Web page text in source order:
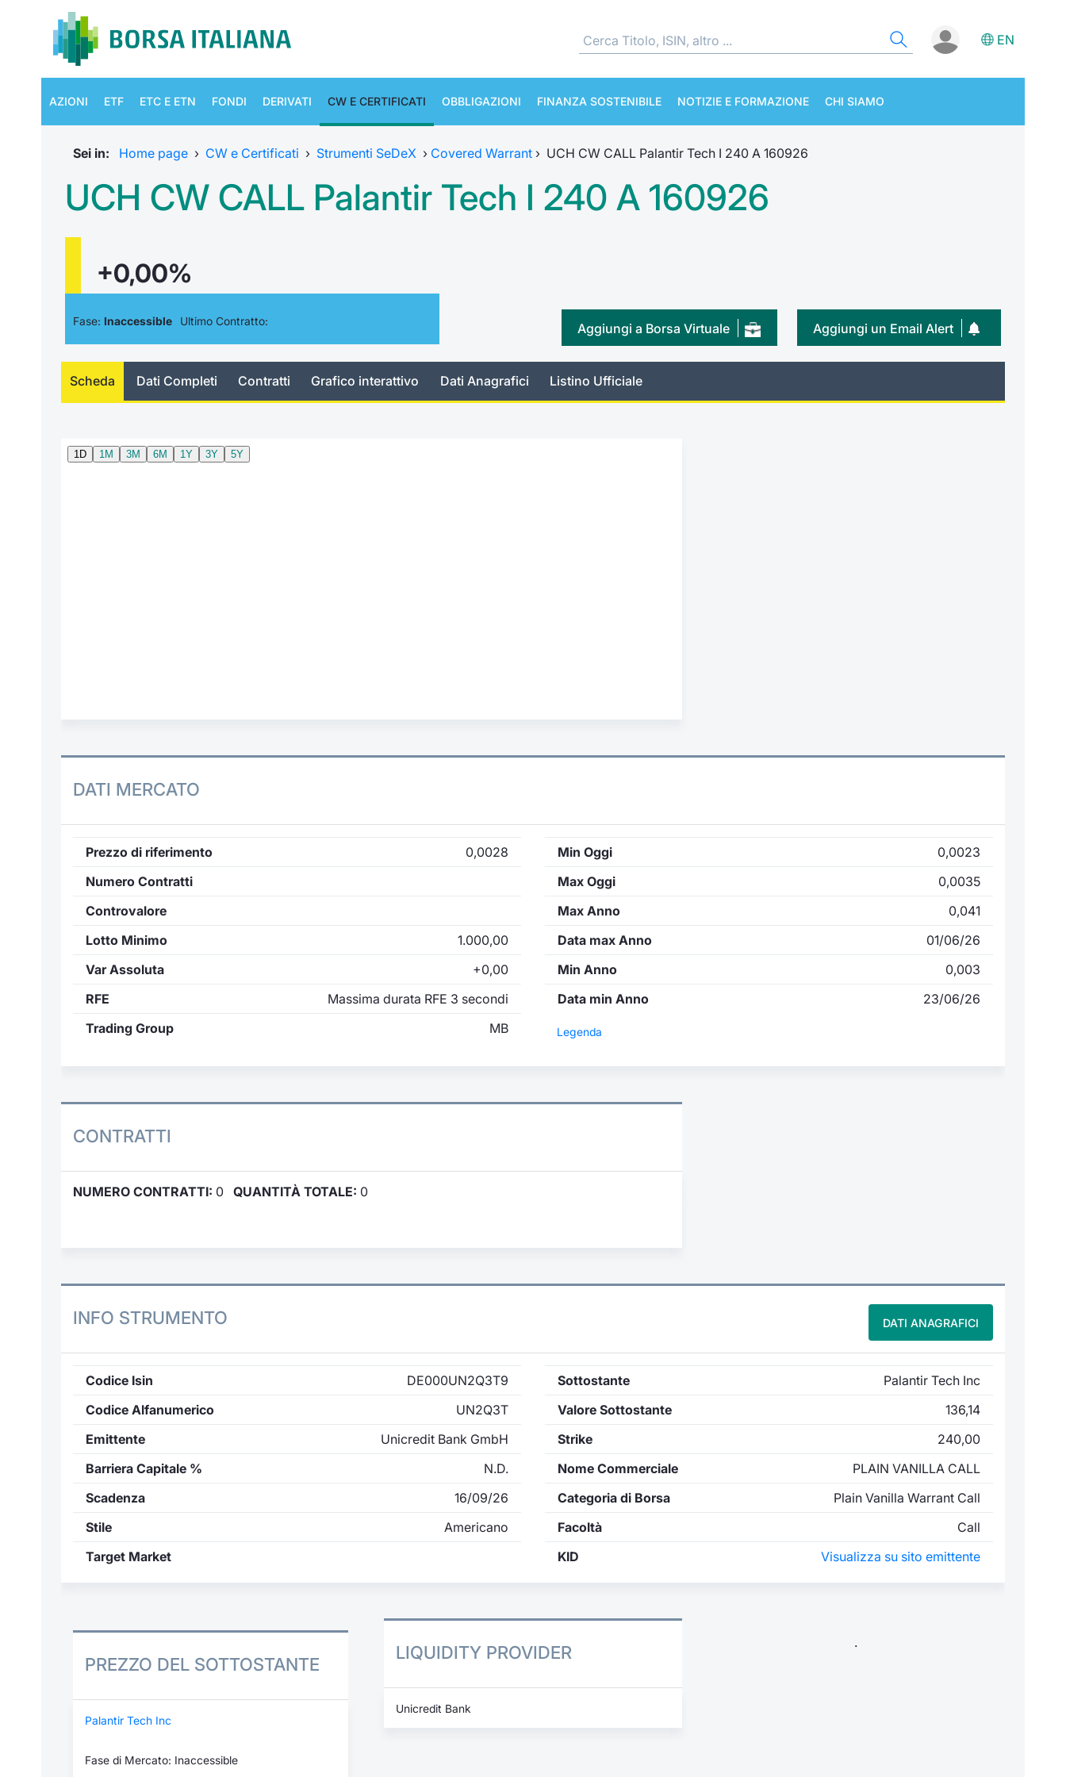
EN
AZIONI ETF ETC E ETN FONDI DERIVATI CW E CERTIFICATI OBBLIGAZIONI FINANZA SOSTENIBILE NOTIZIE E FORMAZIONE CHI SIAMO
Sei in: Home page › CW e Certificati › Strumenti SeDeX › Covered Warrant › UCH CW CALL Palantir Tech I 240 A 160926
UCH CW CALL Palantir Tech I 240 A 160926
+0,00%
Fase: Inaccessible Ultimo Contratto: Aggiungi un Email Alert
Aggiungi a Borsa Virtuale
Scheda Dati Completi Contratti Grafico interattivo Dati Anagrafici Listino Ufficiale
DATI MERCATO
Prezzo di riferimento
0,0028
Numero Contratti
Controvalore
Lotto Minimo
1.000,00
Var Assoluta
+0,00
RFE
Massima durata RFE 3 secondi
Trading Group
MB
Min Oggi
0,0023
Max Oggi
0,0035
Max Anno
0,041
Data max Anno
01/06/26
Min Anno
0,003
Data min Anno
23/06/26
Legenda
CONTRATTI
NUMERO CONTRATTI: 0 QUANTITÀ TOTALE: 0
INFO STRUMENTO DATI ANAGRAFICI
Codice Isin
DE000UN2Q3T9
Codice Alfanumerico
UN2Q3T
Emittente
Unicredit Bank GmbH
Barriera Capitale %
N.D.
Scadenza
16/09/26
Stile
Americano
Target Market
Sottostante
Palantir Tech Inc
Valore Sottostante
136,14
Strike
240,00
Nome Commerciale
PLAIN VANILLA CALL
Categoria di Borsa
Plain Vanilla Warrant Call
Facoltà
Call
KID
Visualizza su sito emittente
PREZZO DEL SOTTOSTANTE
Palantir Tech Inc
Fase di Mercato: Inaccessible
LIQUIDITY PROVIDER
Unicredit Bank
.